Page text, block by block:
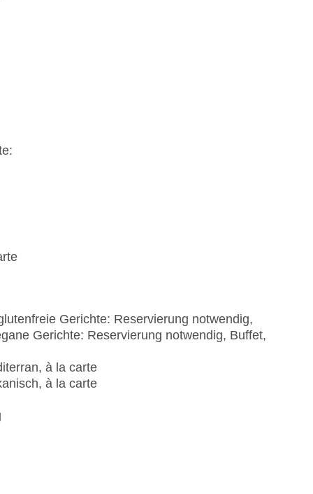
Gerichte: Reservierung notwendig,
Gerichte: Reservierung notwendig, Buffet,
à la carte
à la carte